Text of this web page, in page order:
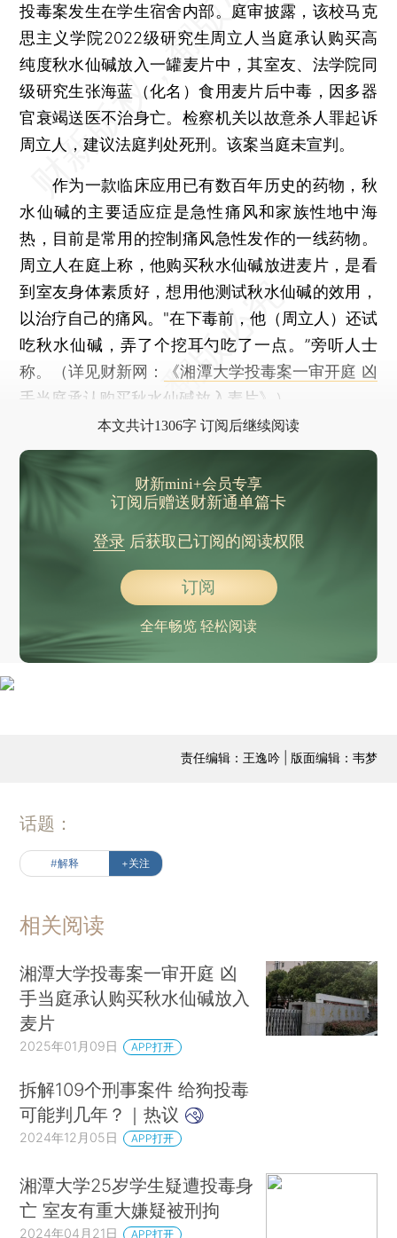
投毒案发生在学生宿舍内部。庭审披露，该校马克
思主义学院2022级研究生周立人当庭承认购买高
纯度秋水仙碱放入一罐麦片中，其室友、法学院同
级研究生张海蓝（化名）食用麦片后中毒，因多器
官衰竭送医不治身亡。检察机关以故意杀人罪起诉
周立人，建议法庭判处死刑。该案当庭未宣判。
作为一款临床应用已有数百年历史的药物，秋
水仙碱的主要适应症是急性痛风和家族性地中海
热，目前是常用的控制痛风急性发作的一线药物。
周立人在庭上称，他购买秋水仙碱放进麦片，是看
到室友身体素质好，想用他测试秋水仙碱的效用，
以治疗自己的痛风。"在下毒前，他（周立人）还试
吃秋水仙碱，弄了个挖耳勺吃了一点。”旁听人士
称。（详见财新网：
《湘潭大学投毒案一审开庭 凶
手当庭承认购买秋水仙碱放入麦片》
）
本文共计1306字 订阅后继续阅读
财新mini+会员专享
订阅后赠送财新通单篇卡
登录后获取已订阅的阅读权限
订阅
全年畅览 轻松阅读
责任编辑：王逸吟 | 版面编辑：韦梦
话题：
#解释 +关注
相关阅读
湘潭大学投毒案一审开庭 凶
手当庭承认购买秋水仙碱放入
麦片
2025年01月09日 APP打开
拆解109个刑事案件 给狗投毒
可能判几年？｜热议
2024年12月05日 APP打开
湘潭大学25岁学生疑遭投毒身
亡 室友有重大嫌疑被刑拘
2024年04月21日 APP打开